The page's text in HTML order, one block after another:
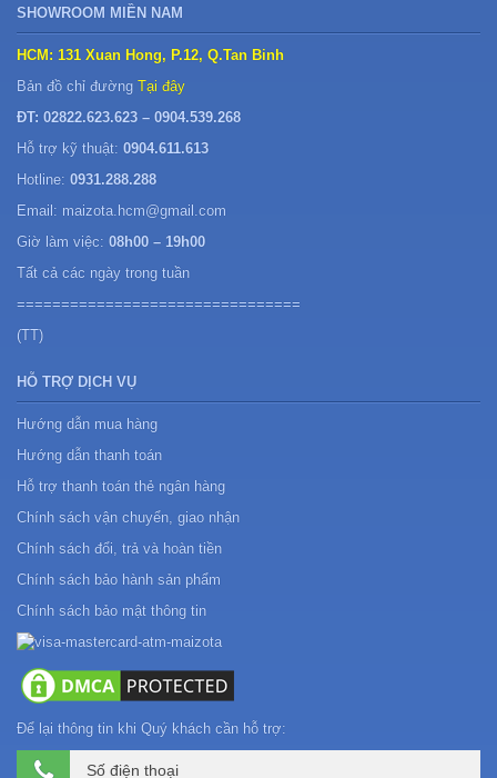
SHOWROOM MIỀN NAM
HCM: 131 Xuan Hong, P.12, Q.Tan Binh
Bản đồ chỉ đường Tại đây
ĐT: 02822.623.623 – 0904.539.268
Hỗ trợ kỹ thuật: 0904.611.613
Hotline: 0931.288.288
Email: maizota.hcm@gmail.com
Giờ làm việc: 08h00 – 19h00
Tất cả các ngày trong tuần
================================
(TT)
HỖ TRỢ DỊCH VỤ
Hướng dẫn mua hàng
Hướng dẫn thanh toán
Hỗ trợ thanh toán thẻ ngân hàng
Chính sách vận chuyển, giao nhận
Chính sách đổi, trả và hoàn tiền
Chính sách bảo hành sản phẩm
Chính sách bảo mật thông tin
Để lại thông tin khi Quý khách cần hỗ trợ: